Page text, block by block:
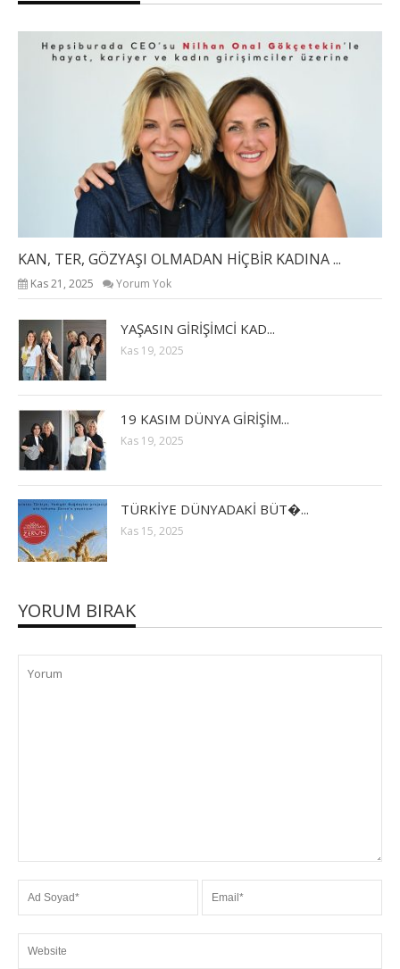
KAN, TER, GÖZYAŞI OLMADAN HİÇBİR KADINA ...
Kas 21, 2025 Yorum Yok
YAŞASIN GİRİŞİMCİ KAD...
Kas 19, 2025
19 KASIM DÜNYA GİRİŞİM...
Kas 19, 2025
TÜRKİYE DÜNYADAKİ BÜT�...
Kas 15, 2025
YORUM BIRAK